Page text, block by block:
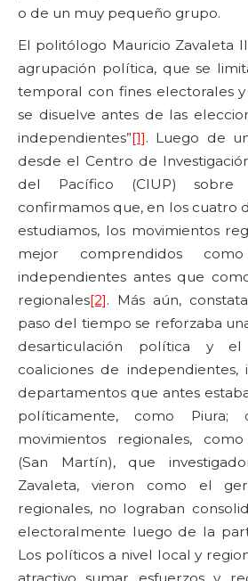
o de un muy pequeño grupo.
El politólogo Mauricio Zavaleta
agrupación política, que se
temporal con fines electorales
se disuelve antes de las
independientes”[1]. Luego de
desde el Centro de
del Pacífico (CIUP) sobre
confirmamos que, en los cuatro
estudiamos, los movimientos
mejor comprendidos
independientes antes que
regionales[2]. Más aún,
paso del tiempo se reforzaba
desarticulación política y
coaliciones de independientes,
departamentos que antes
políticamente, como Piura;
movimientos regionales,
(San Martín), que
Zavaleta, vieron como el
regionales, no lograban
electoralmente luego de la
Los políticos a nivel local y